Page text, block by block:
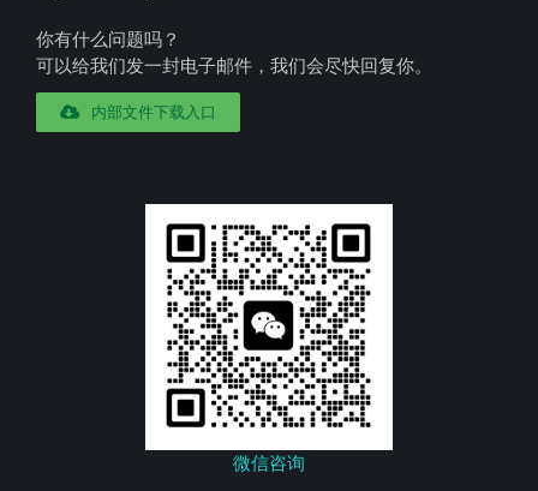
你有什么问题吗？
可以给我们发一封电子邮件，我们会尽快回复你。
内部文件下载入口
微信咨询